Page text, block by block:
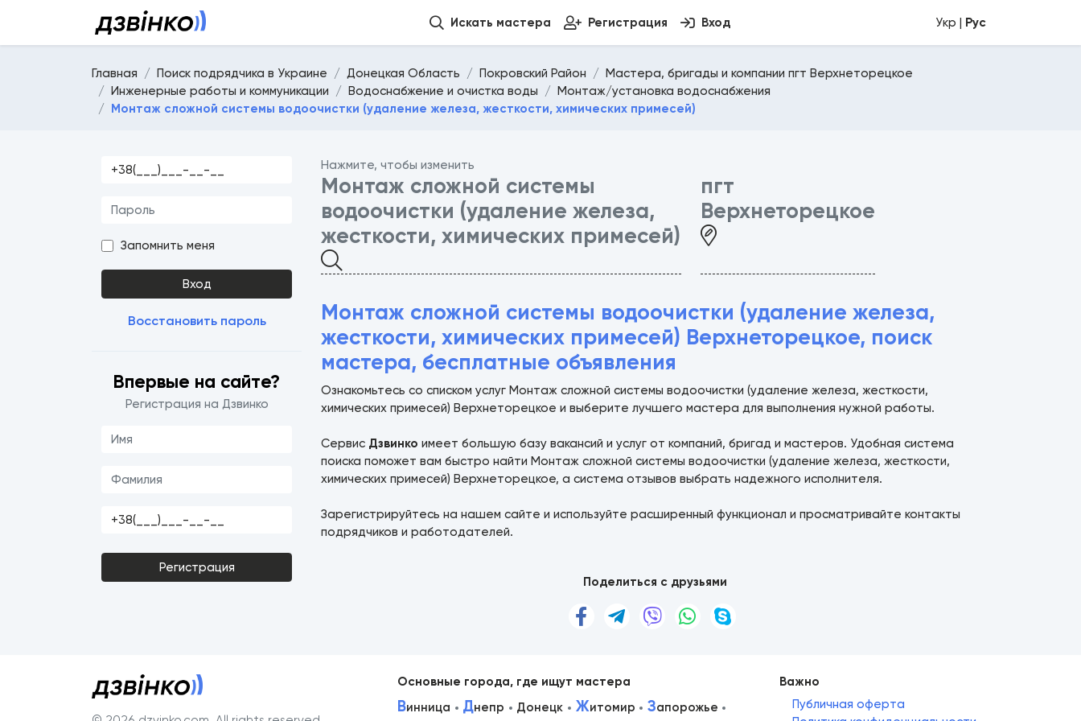
Искать мастера Регистрация Вход Укр | Рус
Главная Поиск подрядчика в Украине Донецкая Область Покровский Район
Мастера, бригады и компании пгт Верхнеторецкое
Инженерные работы и коммуникации
Водоснабжение и очистка воды
Монтаж/установка водоснабжения
Монтаж сложной системы водоочистки (удаление железа, жесткости, химических примесей)
Запомнить меня
Вход
Восстановить пароль
Впервые на сайте?
Регистрация на Дзвинко
Регистрация
Нажмите, чтобы изменить
Монтаж сложной системы
водоочистки (удаление железа,
жесткости, химических примесей)
пгт
Верхнеторецкое
Монтаж сложной системы водоочистки (удаление железа,
жесткости, химических примесей) Верхнеторецкое, поиск
мастера, бесплатные объявления
Ознакомьтесь со списком услуг Монтаж сложной системы водоочистки (удаление железа, жесткости,
химических примесей) Верхнеторецкое и выберите лучшего мастера для выполнения нужной работы.
Сервис Дзвинко имеет большую базу вакансий и услуг от компаний, бригад и мастеров. Удобная система
поиска поможет вам быстро найти Монтаж сложной системы водоочистки (удаление железа, жесткости,
химических примесей) Верхнеторецкое, а система отзывов выбрать надежного исполнителя.
Зарегистрируйтесь на нашем сайте и используйте расширенный функционал и просматривайте контакты
подрядчиков и работодателей.
Поделиться с друзьями
Основные города, где ищут мастера
Винница Днепр Донецк Житомир Запорожье
Важно
Публичная оферта